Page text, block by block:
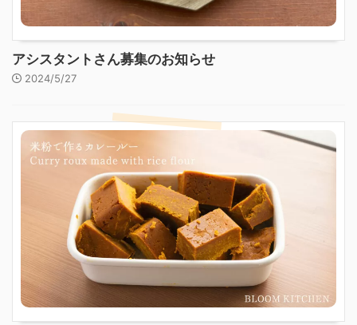
アシスタントさん募集のお知らせ
2024/5/27